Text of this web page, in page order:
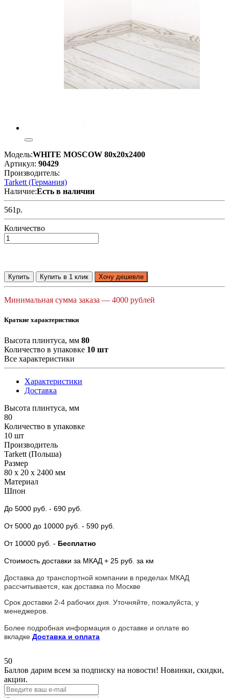
Модель:WHITE MOSCOW 80x20x2400
Артикул: 90429
Производитель:
Tarkett (Германия)
Наличие:Есть в наличии
561р.
Количество
Купить Купить в 1 клик Хочу дешевле
Минимальная сумма заказа — 4000 рублей
Краткие характеристики
Высота плинтуса, мм 80
Количество в упаковке 10 шт
Все характеристики
Характеристики
Доставка
Высота плинтуса, мм
80
Количество в упаковке
10 шт
Производитель
Tarkett (Польша)
Размер
80 x 20 x 2400 мм
Материал
Шпон
До 5000 руб. - 690 руб.
От 5000 до 10000 руб. - 590 руб.
От 10000 руб. - Бесплатно
Стоимость доставки за МКАД + 25 руб. за км
Доставка до транспортной компании в пределах МКАД
рассчитывается, как доставка по Москве
Срок доставки 2-4 рабочих дня. Уточняйте, пожалуйста, у
менеджеров.
Более подробная информация о доставке и оплате во
вкладке Доставка и оплата
50
Баллов дарим всем за подписку на новости! Новинки, скидки,
акции.